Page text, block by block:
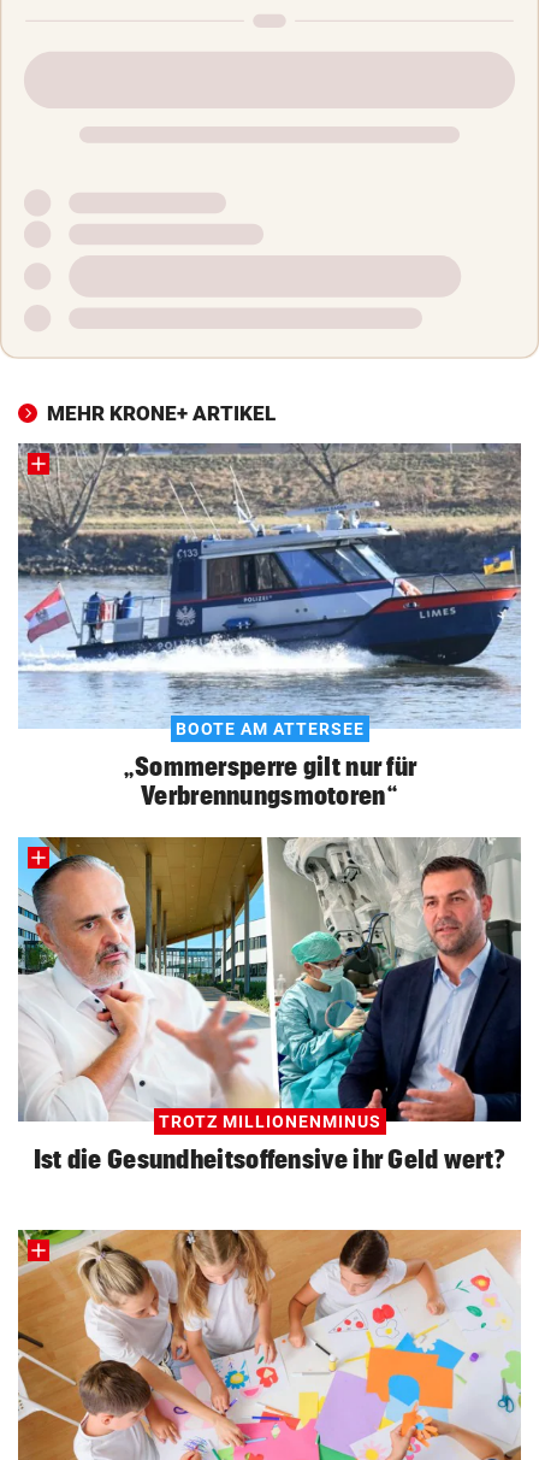
MEHR KRONE+ ARTIKEL
BOOTE AM ATTERSEE
„Sommersperre gilt nur für
Verbrennungsmotoren“
TROTZ MILLIONENMINUS
Ist die Gesundheitsoffensive ihr Geld wert?